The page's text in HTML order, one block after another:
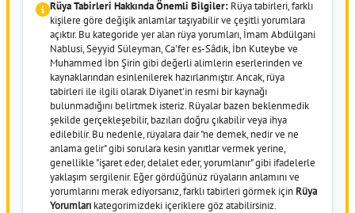
Rüya Tabirleri Hakkında Önemli Bilgiler: Rüya tabirleri, farklı
kişilere göre değişik anlamlar taşıyabilir ve çeşitli yorumlara
açıktır. Bu kategoride yer alan rüya yorumları, İmam Abdülgani
Nablusi, Seyyid Süleyman, Ca'fer es-Sâdık, İbn Kuteybe ve
Muhammed İbn Şirin gibi değerli alimlerin eserlerinden ve
kaynaklarından esinlenilerek hazırlanmıştır. Ancak, rüya
tabirleri ile ilgili olarak Diyanet'in resmi bir kaynağı
bulunmadığını belirtmek isteriz. Rüyalar bazen beklenmedik
şekilde gerçekleşebilir, bazıları doğru çıkabilir veya ihya
edilebilir. Bu nedenle, rüyalara dair "ne demek, nedir ve ne
anlama gelir" gibi sorulara kesin yanıtlar vermek yerine,
genellikle "işaret eder, delalet eder, yorumlanır" gibi ifadelerle
yaklaşım sergilenir. Eğer gördüğünüz rüyaların anlamını ve
yorumlarını merak ediyorsanız, farklı tabirleri görmek için Rüya
Yorumları kategorimizdeki içeriklere göz atabilirsiniz.